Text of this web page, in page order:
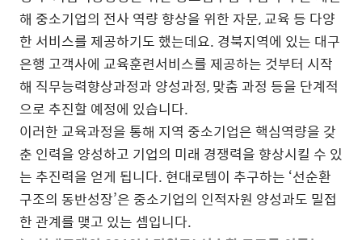
해 중소기업의 전사 역량 향상을 위한 자문, 교육 등 다양
한 서비스를 제공하기도 했는데요. 경북지역에 있는 대구
은행 고객사에 교육훈련서비스를 제공하는 것부터 시작
해 직무능력향상과정과 양성과정, 맞춤 과정 등을 단계적
으로 추진할 예정에 있습니다.
이러한 교육과정을 통해 지역 중소기업은 핵심역량을 갖
춘 인력을 양성하고 기업의 미래 경쟁력을 향상시킬 수 있
는 추진력을 얻게 됩니다. 현대로템이 추구하는 ‘선순환
구조의 동반성장’은 중소기업의 인적자원 양성과도 밀접
한 관계를 맺고 있는 셈입니다.